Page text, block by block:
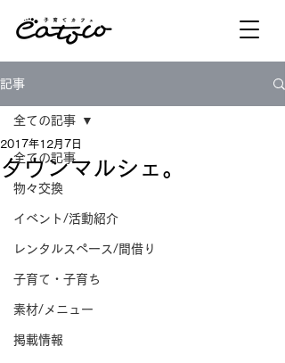
記事
全ての記事
物々交換
イベント/活動紹介
レンタルスペース/間借り
子育て・子育ち
素材/メニュー
掲載情報
全ての記事
タウンマルシェ。
2017年12月7日